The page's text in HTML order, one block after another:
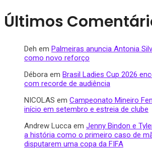
Últimos
Deh em Palmeiras anuncia Antonia
como novo reforço
Débora em Brasil Ladies Cup 2026
com recorde de audiência
NICOLAS em Campeonato Mineiro
início em setembro e estreia de clube
Andrew Lucca em Jenny Bindon e
a história como o primeiro caso de
disputarem uma copa da FIFA